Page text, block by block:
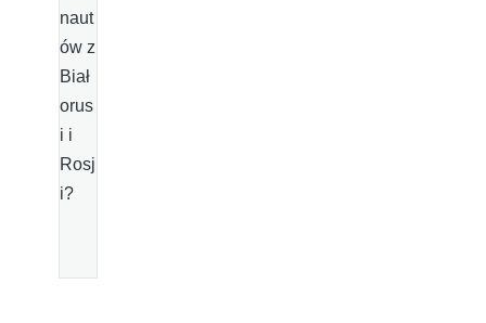
naut
ów z
Biał
orus
i i
Rosj
i?